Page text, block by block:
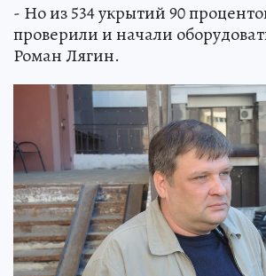
- Но из 534 укрытий 90
проверили и начали
Роман Лягин.